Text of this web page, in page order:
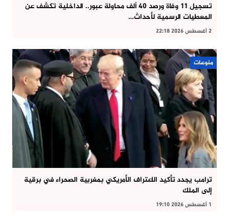
تسجيل 11 وفاة ورصد 40 ألف محاولة عبور.. الداخلية تكشف عن
المعطيات الرسمية لأحداث…
2 أغسطس 2026 22:18
منوعات
ترامب يجدد تأكيد الاعتراف الأمريكي بمغربية الصحراء في برقية
إلى الملك
1 أغسطس 2026 19:10